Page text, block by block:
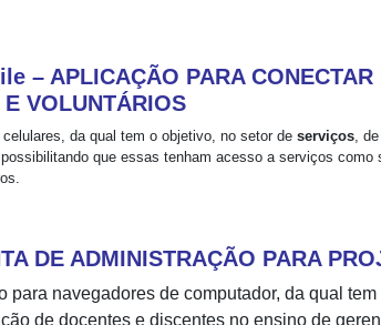
– APLICAÇÃO PARA CONECTAR
VOLUNTÁRIOS
da qual tem o objetivo, no setor de serviços ,
que essas tenham acesso a serviços como
DE ADMINISTRAÇÃO PARA
para navegadores de computador, da qual
de docentes e discentes no ensino de